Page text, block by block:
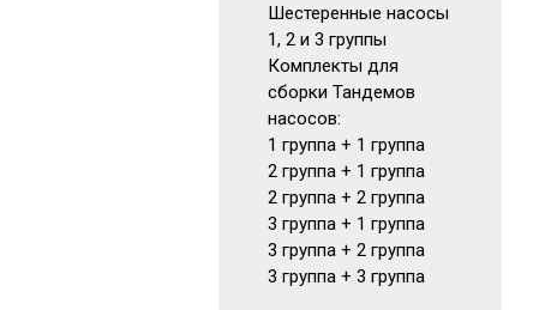
Шестеренные насосы
1, 2 и 3 группы
Комплекты для
сборки Тандемов
насосов:
1 группа + 1 группа
2 группа + 1 группа
2 группа + 2 группа
3 группа + 1 группа
3 группа + 2 группа
3 группа + 3 группа